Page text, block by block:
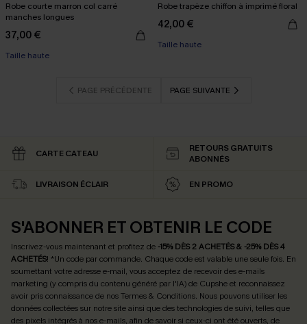
Robe courte marron col carré
manches longues
37,00 €
Taille haute
Robe trapèze chiffon à imprimé floral
42,00 €
Taille haute
PAGE PRÉCÉDENTE PAGE SUIVANTE
CARTE CATEAU
RETOURS GRATUITS
ABONNÉS
LIVRAISON ÉCLAIR EN PROMO
S'ABONNER ET OBTENIR LE CODE
Inscrivez-vous maintenant et profitez de -15% DÈS 2 ACHETÉS & -25% DÈS 4
ACHETÉS! *Un code par commande. Chaque code est valable une seule fois. En
soumettant votre adresse e-mail, vous acceptez de recevoir des e-mails
marketing (y compris du contenu généré par l'IA) de Cupshe et reconnaissez
avoir pris connaissance de nosTermes & Conditions. Nous pouvons utiliser les
données collectées sur notre site ainsi que des technologies de suivi, telles que
des pixels intégrés à nos e-mails, afin de savoir si ceux-ci ont été ouverts, de